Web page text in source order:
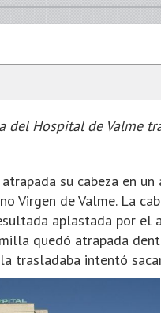
del Hospital de Valme
su cabeza en un
Virgen de Valme. La
aplastada por el
quedó atrapada
trasladaba intentó